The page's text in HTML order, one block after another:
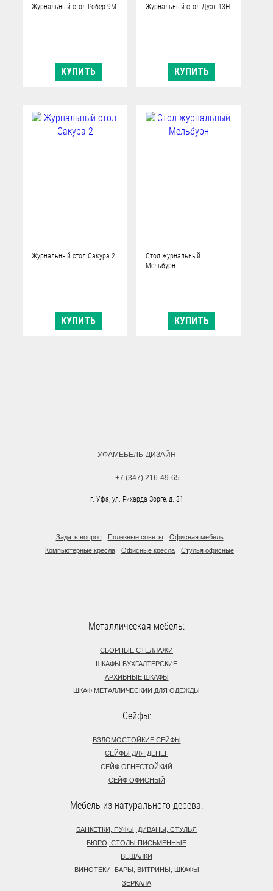
Журнальный стол Робер 9М
КУПИТЬ
Журнальный стол Дуэт 13Н
КУПИТЬ
Журнальный стол Сакура 2
КУПИТЬ
Стол журнальный
Мельбурн
КУПИТЬ
УФАМЕБЕЛЬ-ДИЗАЙН
+7 (347) 216-49-65
г. Уфа, ул. Рихарда Зорге, д. 31
Задать вопрос Полезные советы
Офисная мебель
Компьютерные кресла
Офисные кресла Стулья офисные
Металлическая мебель:
СБОРНЫЕ СТЕЛЛАЖИ
ШКАФЫ БУХГАЛТЕРСКИЕ
АРХИВНЫЕ ШКАФЫ
ШКАФ МЕТАЛЛИЧЕСКИЙ ДЛЯ ОДЕЖДЫ
Сейфы:
ВЗЛОМОСТОЙКИЕ СЕЙФЫ
СЕЙФЫ ДЛЯ ДЕНЕГ
СЕЙФ ОГНЕСТОЙКИЙ
СЕЙФ ОФИСНЫЙ
Мебель из натурального дерева:
БАНКЕТКИ, ПУФЫ, ДИВАНЫ, СТУЛЬЯ
БЮРО, СТОЛЫ ПИСЬМЕННЫЕ
ВЕШАЛКИ
ВИНОТЕКИ, БАРЫ, ВИТРИНЫ, ШКАФЫ
ЗЕРКАЛА